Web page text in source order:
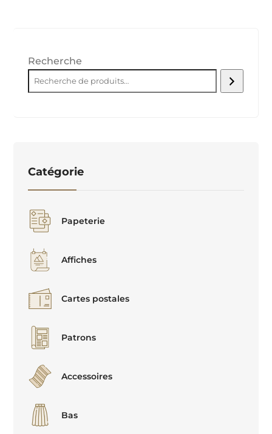
Recherche
Catégorie
Papeterie
Affiches
Cartes postales
Patrons
Accessoires
Bas